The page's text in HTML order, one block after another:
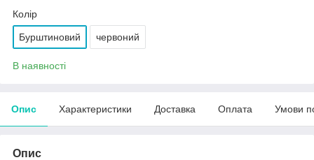
Колір
Бурштиновий червоний
В наявності
Опис Характеристики Доставка Оплата Умови
Опис